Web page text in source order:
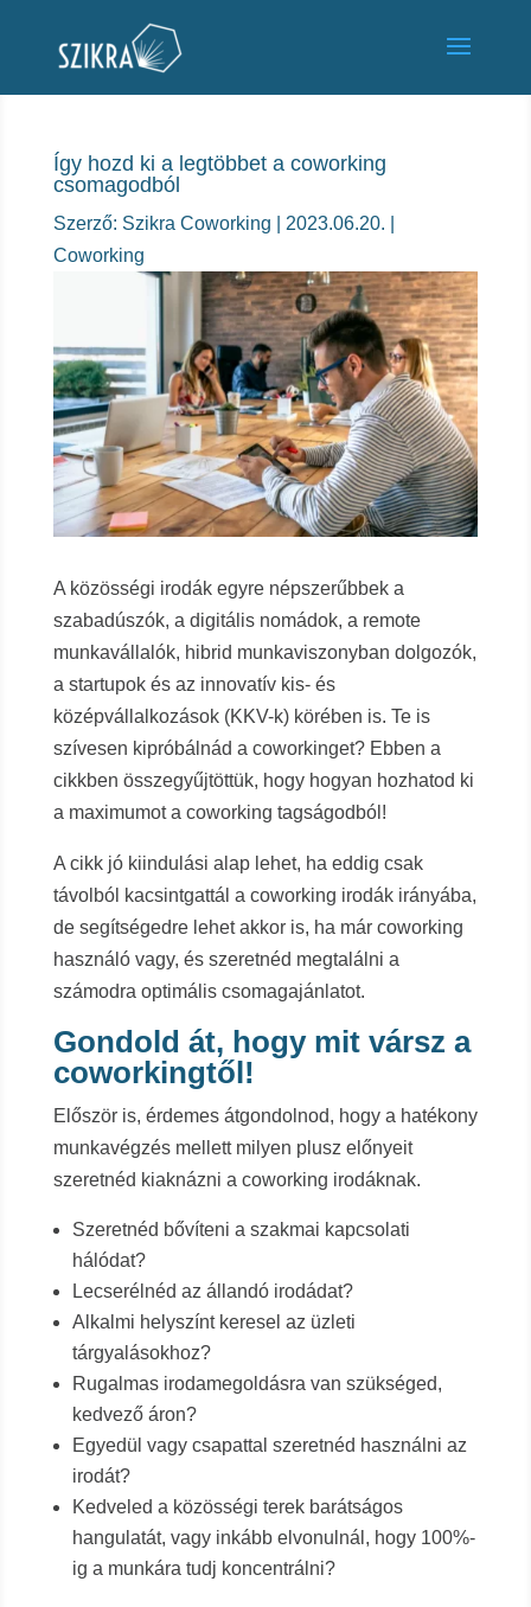
Így hozd ki a legtöbbet a coworking
csomagodból
Szerző: Szikra Coworking 2023.06.20.
Coworking
A közösségi irodák egyre népszerűbbek a
szabadúszók, a digitális nomádok, a remote
munkavállalók, hibrid munkaviszonyban dolgozók,
a startupok és az innovatív kis- és
középvállalkozások (KKV-k) körében is. Te is
szívesen kipróbálnád a coworkinget? Ebben a
cikkben összegyűjtöttük, hogy hogyan hozhatod ki
a maximumot a coworking tagságodból!
A cikk jó kiindulási alap lehet, ha eddig csak
távolból kacsintgattál a coworking irodák irányába,
de segítségedre lehet akkor is, ha már coworking
használó vagy, és szeretnéd megtalálni a
számodra optimális csomagajánlatot.
Gondold át, hogy mit vársz a
coworkingtől!
Először is, érdemes átgondolnod, hogy a hatékony
munkavégzés mellett milyen plusz előnyeit
szeretnéd kiaknázni a coworking irodáknak.
Szeretnéd bővíteni a szakmai kapcsolati
hálódat?
Lecserélnéd az állandó irodádat?
Alkalmi helyszínt keresel az üzleti
tárgyalásokhoz?
Rugalmas irodamegoldásra van szükséged,
kedvező áron?
Egyedül vagy csapattal szeretnéd használni az
irodát?
Kedveled a közösségi terek barátságos
hangulatát, vagy inkább elvonulnál, hogy 100%-
ig a munkára tudj koncentrálni?